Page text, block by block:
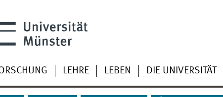
LEHRE LEBEN DIE UNIVERSITÄT